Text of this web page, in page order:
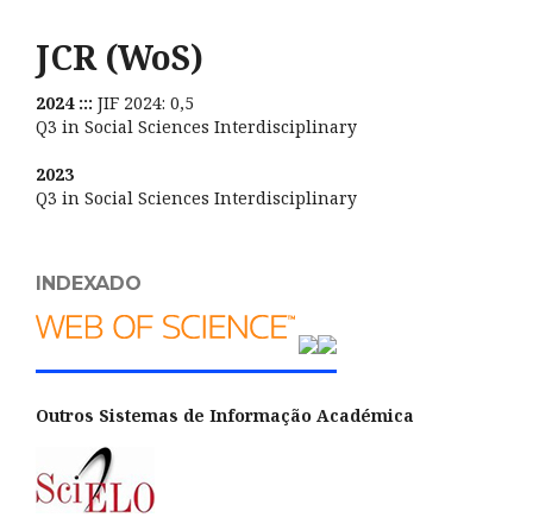
JCR (WoS)
2024 ::: JIF 2024: 0,5
Q3 in Social Sciences Interdisciplinary
2023
Q3 in Social Sciences Interdisciplinary
INDEXADO
Outros Sistemas de Informação Académica